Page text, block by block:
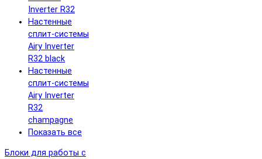
Inverter R32
Настенные
сплит-системы
Airy Inverter
R32 black
Настенные
сплит-системы
Airy Inverter
R32
champagne
Показать все
Блоки для работы с